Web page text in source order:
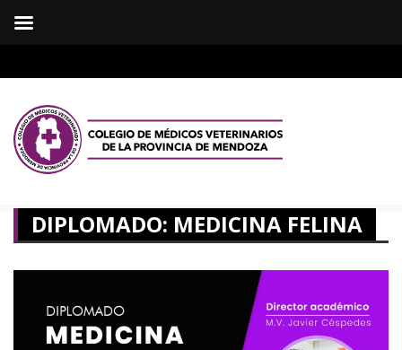
DIPLOMADO: MEDICINA FELINA